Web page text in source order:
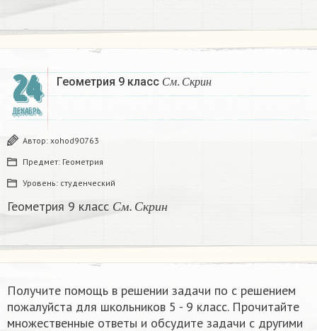
24
ДЕКАБРЬ
Геометрия 9 класс См Скрин
С м. Ск рин
Автор: xohod90763
Предмет: Геометрия
Уровень: студенческий
Геометрия 9 класс См Скр ин
Получите помощь в решении задачи по с решением
пожалуйста для школьников 5 - 9 класс. Прочитайте
множественные ответы и обсудите задачи с другими